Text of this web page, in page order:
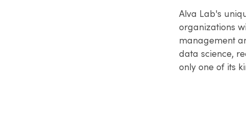
Alva Lab's
organizations
management
data science,
only one of its